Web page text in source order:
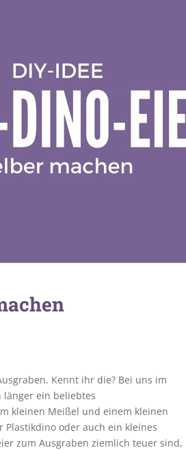
Kennt ihr die? Bei uns im
länger ein beliebtes
kleinen Meißel und einem kleinen
oder auch ein kleines
zum Ausgraben ziemlich teuer sind,